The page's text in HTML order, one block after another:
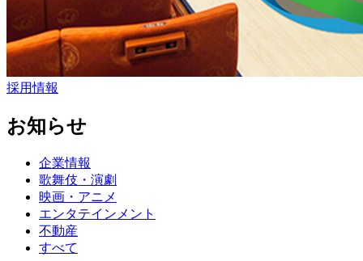
採用情報
お知らせ
企業情報
歌舞伎・演劇
映画・アニメ
エンタテインメント
不動産
すべて